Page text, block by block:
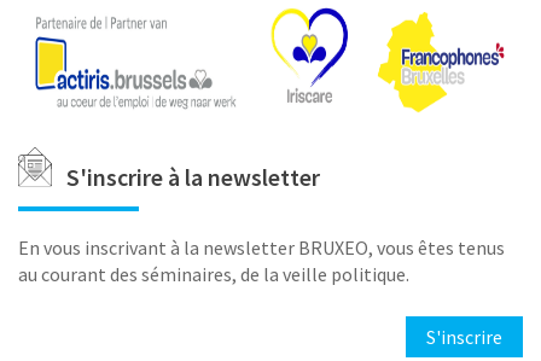
Logos_Actiris-
COCOF-
Iriscare.png
S'inscrire à la newsletter
En vous inscrivant à la newsletter BRUXEO, vous êtes tenus
au courant des séminaires, de la veille politique.
S'inscrire